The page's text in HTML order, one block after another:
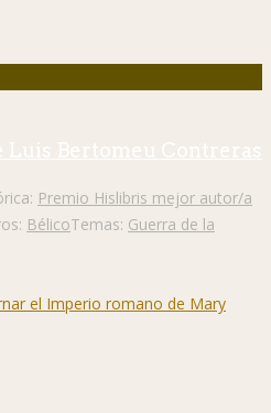
Luis Bertomeu Contreras
Premio Hislibris mejor autor/a
BélicoTemas: Guerra de la